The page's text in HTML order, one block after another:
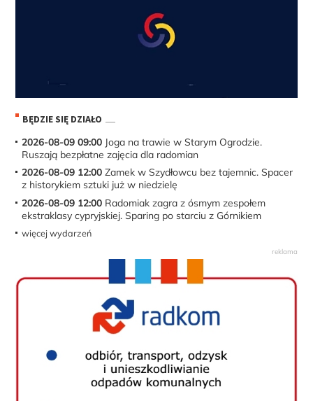
BĘDZIE SIĘ DZIAŁO
2026-08-09 09:00 Joga na trawie w Starym Ogrodzie.
Ruszają bezpłatne zajęcia dla radomian
2026-08-09 12:00 Zamek w Szydłowcu bez tajemnic. Spacer
z historykiem sztuki już w niedzielę
2026-08-09 12:00 Radomiak zagra z ósmym zespołem
ekstraklasy cypryjskiej. Sparing po starciu z Górnikiem
więcej wydarzeń